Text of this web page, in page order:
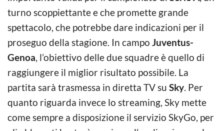
turno scoppiettante e che promette grande
spettacolo, che potrebbe dare indicazioni per il
proseguo della stagione. In campo Juventus-
Genoa, l’obiettivo delle due squadre è quello di
raggiungere il miglior risultato possibile. La
partita sarà trasmessa in diretta TV su Sky. Per
quanto riguarda invece lo streaming, Sky mette
come sempre a disposizione il servizio SkyGo, per